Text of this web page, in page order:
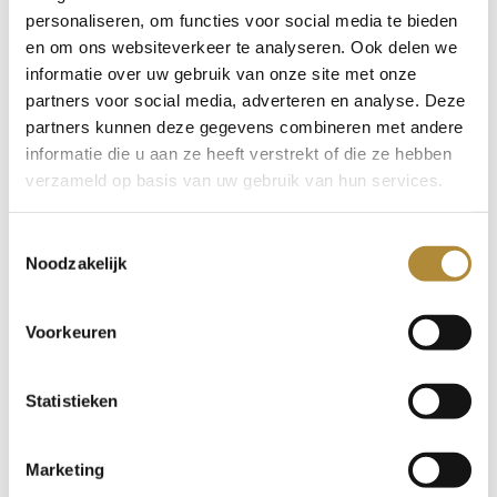
personaliseren, om functies voor social media te bieden
en om ons websiteverkeer te analyseren. Ook delen we
informatie over uw gebruik van onze site met onze
partners voor social media, adverteren en analyse. Deze
partners kunnen deze gegevens combineren met andere
informatie die u aan ze heeft verstrekt of die ze hebben
verzameld op basis van uw gebruik van hun services.
Noodzakelijk
Voorkeuren
Statistieken
Marketing
garantieperiode en de klantenservice van de fabrikant.
Een langere garantieperiode biedt meer gemoedsrust,
en goede klantenservice kan van pas komen als je
problemen hebt met je oordopjes. Controleer wat er
gedekt wordt door de garantie en lees beoordelingen van
andere gebruikers over hun ervaringen met de
klantenservice.
Waar moet je nou op letten bij het kopen van draadloze
Bij het kopen van draadloze oordopjes zijn er
vormfactor,
Goldensound. Door deze factoren te begrijpen en af te
stemmen op je eigen behoeften, kun je de juiste keuze
maken die past bij jouw luistergewoonten en levensstijl.
Bij Goldensound helpen we je graag om de perfecte